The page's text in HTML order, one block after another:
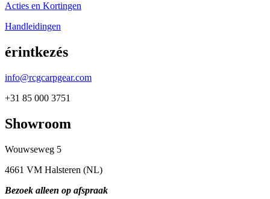
Acties en Kortingen
Handleidingen
érintkezés
info@rcgcarpgear.com
+31 85 000 3751
Showroom
Wouwseweg 5
4661 VM Halsteren (NL)
Bezoek alleen op afspraak